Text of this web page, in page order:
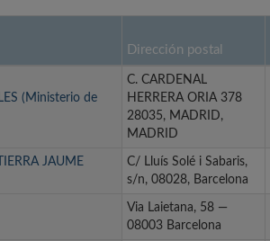
Dirección postal
(Ministerio de
C. CARDENAL
HERRERA ORIA 378
28035, MADRID,
MADRID
JAUME
C/ Lluís Solé i Sabaris,
s/n, 08028, Barcelona
Via Laietana, 58 —
08003 Barcelona